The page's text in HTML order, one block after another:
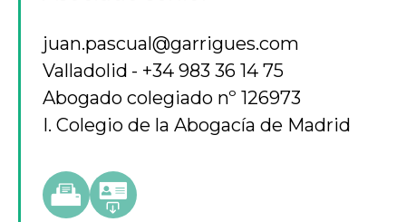
juan.pascual@garrigues.com
Valladolid
+34 983 36 14 75
Abogado colegiado nº 126973
I. Colegio de la Abogacía de Madrid